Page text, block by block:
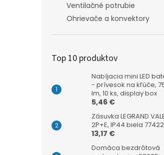
Ventilačné potrubie
Ohrievače a konvektory
Top 10 produktov
Nabíjacia mini LED
- prívesok na kľúče,
lm, 10 ks, display box
5,46 €
Zásuvka LEGRAND
2P+E, IP44 biela
13,17 €
Domáca bezdrôtová